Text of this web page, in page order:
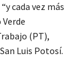
cada vez más
(PT),
Luis Potosí.